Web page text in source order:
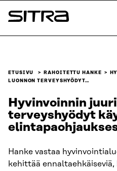
Siirry
suoraan
Sitra
ETUSIVU RAHOITETTU HANKE
LUONNON TERVEYSHYÖDYT…
Hyvinvoinnin
terveyshyödyt
Hanke vastaa
kehittää